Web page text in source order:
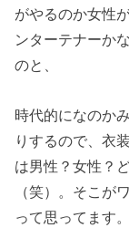
がやるのか女性
ンターテナーか
のと、
時代的になのか
りするので、衣
は男性？女性？
（笑）。そこが
って思ってます。